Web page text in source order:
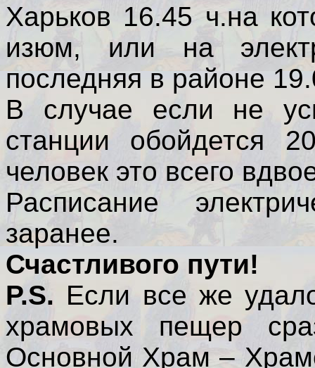
Харьков 16.45 ч.на
изюм, или на
последняя в районе
В случае если не
станции обойдется
человек это всего
Расписание
заранее.
Счастливого пути!
P.S. Если все же
храмовых пещер
Основной Храм –